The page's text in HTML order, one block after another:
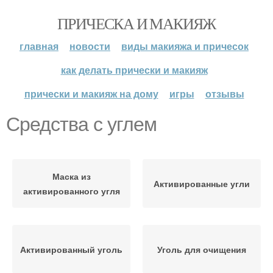
ПРИЧЕСКА И МАКИЯЖ
главная новости
виды макияжа и причесок
как делать прически и макияж
прически и макияж на дому
игры отзывы
Средства с углем
Маска из
активированного угля
Активированные угли
Активированный уголь Уголь для очищения